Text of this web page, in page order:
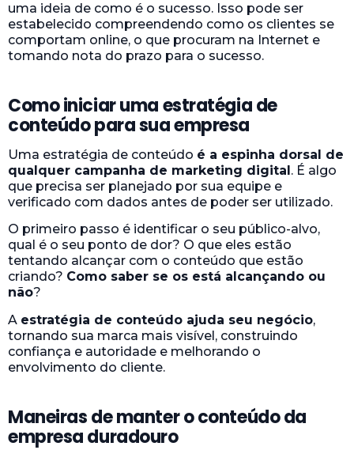
uma ideia de como é o sucesso. Isso pode ser
estabelecido compreendendo como os clientes se
comportam online, o que procuram na Internet e
tomando nota do prazo para o sucesso.
Como iniciar uma estratégia de
conteúdo para sua empresa
Uma estratégia de conteúdo é a espinha dorsal de
qualquer campanha de marketing digital. É algo
que precisa ser planejado por sua equipe e
verificado com dados antes de poder ser utilizado.
O primeiro passo é identificar o seu público-alvo,
qual é o seu ponto de dor? O que eles estão
tentando alcançar com o conteúdo que estão
criando? Como saber se os está alcançando ou
não?
A estratégia de conteúdo ajuda seu negócio,
tornando sua marca mais visível, construindo
confiança e autoridade e melhorando o
envolvimento do cliente.
Maneiras de manter o conteúdo da
empresa duradouro